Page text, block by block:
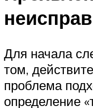
Для начала
том,
проблема
определение